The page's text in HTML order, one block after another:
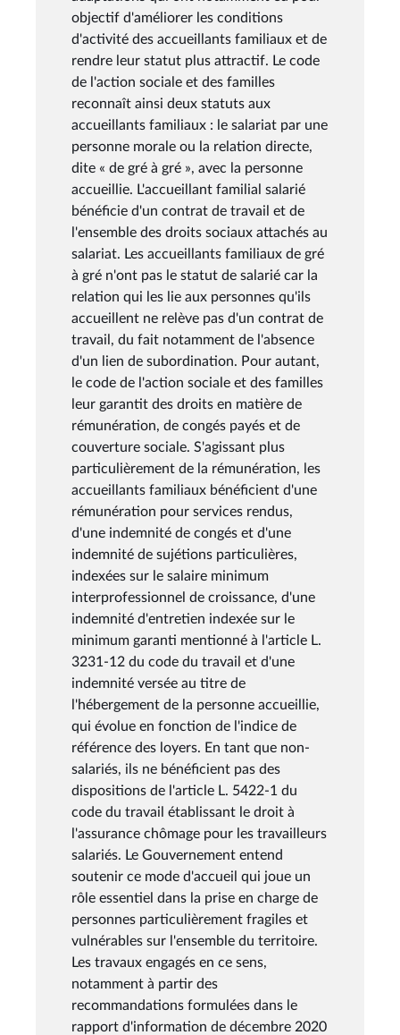
objectif d'améliorer les conditions
d'activité des accueillants familiaux et de
rendre leur statut plus attractif. Le code
de l'action sociale et des familles
reconnaît ainsi deux statuts aux
accueillants familiaux : le salariat par une
personne morale ou la relation directe,
dite « de gré à gré », avec la personne
accueillie. L'accueillant familial salarié
bénéficie d'un contrat de travail et de
l'ensemble des droits sociaux attachés au
salariat. Les accueillants familiaux de gré
à gré n'ont pas le statut de salarié car la
relation qui les lie aux personnes qu'ils
accueillent ne relève pas d'un contrat de
travail, du fait notamment de l'absence
d'un lien de subordination. Pour autant,
le code de l'action sociale et des familles
leur garantit des droits en matière de
rémunération, de congés payés et de
couverture sociale. S'agissant plus
particulièrement de la rémunération, les
accueillants familiaux bénéficient d'une
rémunération pour services rendus,
d'une indemnité de congés et d'une
indemnité de sujétions particulières,
indexées sur le salaire minimum
interprofessionnel de croissance, d'une
indemnité d'entretien indexée sur le
minimum garanti mentionné à l'article L.
3231-12 du code du travail et d'une
indemnité versée au titre de
l'hébergement de la personne accueillie,
qui évolue en fonction de l'indice de
référence des loyers. En tant que non-
salariés, ils ne bénéficient pas des
dispositions de l'article L. 5422-1 du
code du travail établissant le droit à
l'assurance chômage pour les travailleurs
salariés. Le Gouvernement entend
soutenir ce mode d'accueil qui joue un
rôle essentiel dans la prise en charge de
personnes particulièrement fragiles et
vulnérables sur l'ensemble du territoire.
Les travaux engagés en ce sens,
notamment à partir des
recommandations formulées dans le
rapport d'information de décembre 2020